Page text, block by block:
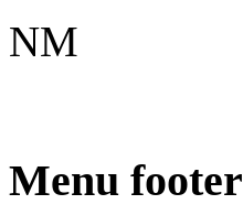
NM
Menu footer